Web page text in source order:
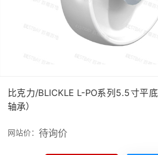
比克力/BLICKLE L-PO系列5.5寸平
轴承）
网站价： 待询价